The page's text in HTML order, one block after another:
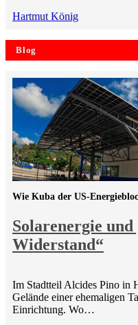
Hartmut König
Blog
Solarenergie
Widerstand“
Wie Kuba der US-
Im Stadtteil Alcides Pino in
Gelände einer ehemaligen
Einrichtung. Wo…